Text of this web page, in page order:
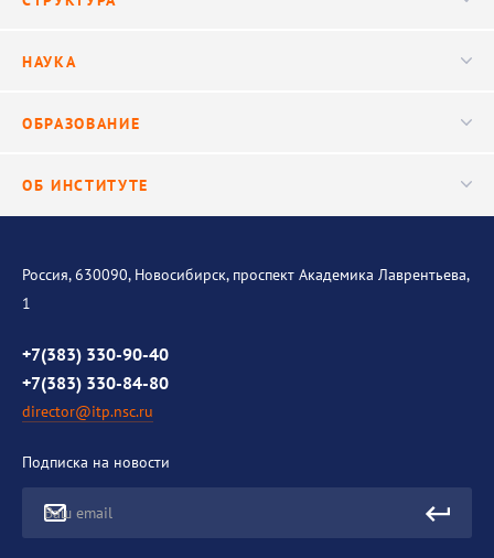
Видео
Научные подразделения
НАУКА
Исследования
ОБРАЗОВАНИЕ
ОБ ИНСТИТУТЕ
История института
Контакты
Противодействие коррупции
Россия, 630090, Новосибирск, проспект Академика Лаврентьева,
1
+7(383) 330-90-40
+7(383) 330-84-80
director@itp.nsc.ru
Подписка на новости
Ваш email